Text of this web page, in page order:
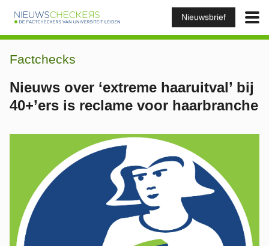
Nieuwsbrief
Factchecks
Nieuws over ‘extreme haaruitval’ bij
40+’ers is reclame voor haarbranche